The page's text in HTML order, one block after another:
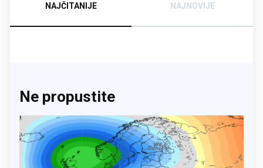
NAJČITANIJE NAJNOVIJE
Ne propustite